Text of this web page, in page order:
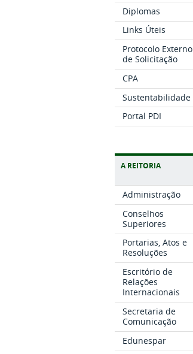
Diplomas
Links Úteis
Protocolo Externo
de Solicitação
CPA
Sustentabilidade
Portal PDI
A REITORIA
Administração
Conselhos
Superiores
Portarias, Atos e
Resoluções
Escritório de
Relações
Internacionais
Secretaria de
Comunicação
Edunespar